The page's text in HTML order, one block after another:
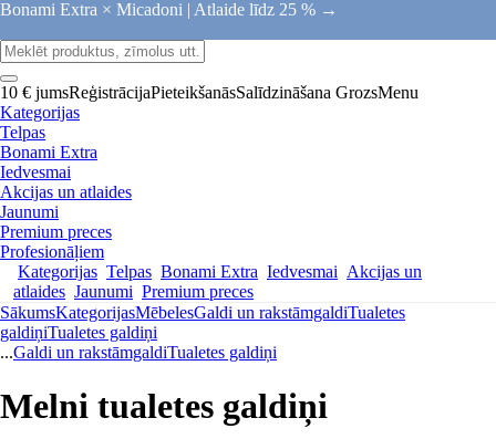
Bonami Extra × Micadoni | Atlaide līdz 25 % →
10 € jumsReģistrācijaPieteikšanāsSalīdzināšana GrozsMenu
Kategorijas
Telpas
Bonami Extra
Iedvesmai
Akcijas un atlaides
Jaunumi
Premium preces
Profesionāļiem
Kategorijas Telpas Bonami Extra Iedvesmai Akcijas un
atlaides Jaunumi Premium preces
SākumsKategorijasMēbelesGaldi un rakstāmgaldiTualetes
galdiņiTualetes galdiņi
...Galdi un rakstāmgaldiTualetes galdiņi
Melni tualetes galdiņi